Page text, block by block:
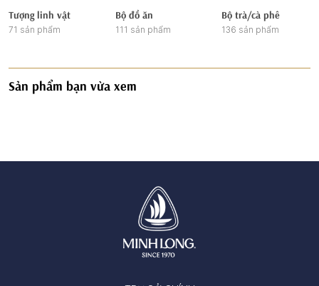
Tượng linh vật
71 sản phẩm
Bộ đồ ăn
111 sản phẩm
Bộ trà/cà phê
136 sản phẩm
Sản phẩm bạn vừa xem